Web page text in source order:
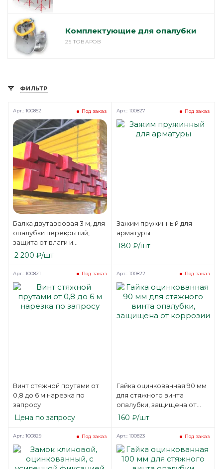
Комплектующие для опалубки
25 ТОВАРОВ
ФИЛЬТР
Балка двутавровая 3 м, для
опалубки перекрытий,
защита от влаги и
деформации
Под заказ
Арт.: 100852
2 200 ₽/шт
Зажим пружинный для
арматуры
Под заказ
Арт.: 100827
180 ₽/шт
Винт стяжной прутами от
0,8 до 6 м нарезка по
запросу
Под заказ
Арт.: 100821
Цена по запросу
Гайка оцинкованная 90 мм
для стяжного винта
опалубки, защищена от
коррозии
Под заказ
Арт.: 100822
160 ₽/шт
Под заказ
Арт.: 100829 Под заказ
Арт.: 100823